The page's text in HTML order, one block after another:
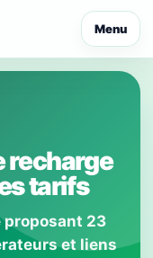
Menu
recharge
tarifs
proposant 23
et liens